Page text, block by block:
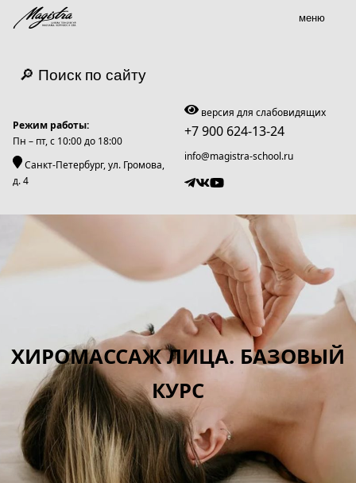
🔎 Поиск по сайту
Режим работы:
Пн – пт, c 10:00 до 18:00
Санкт-Петербург, ул. Громова,
д. 4
версия для слабовидящих
+7 900 624-13-24
info@magistra-school.ru
меню
ХИРОМАССАЖ ЛИЦА. БАЗОВЫЙ
КУРС